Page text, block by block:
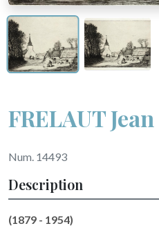
FRELAUT Jean
Num. 14493
Description
(1879 - 1954)